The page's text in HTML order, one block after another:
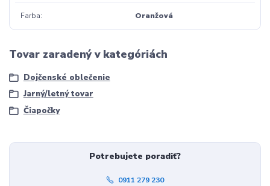
Farba Oranžová
Tovar zaradený v kategóriách
Dojčenské oblečenie
Jarný/letný tovar
Čiapočky
Potrebujete poradiť?
0911 279 230